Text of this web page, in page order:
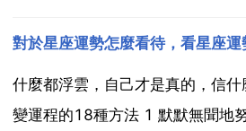
部社會經濟生活和與經濟有關的領
費 從城市到農村 從巨集觀到微觀
對於星座運勢怎麼看待，看星座運
什麼都浮雲，自己才是真的，信
變運程的18種方法 1 默默無聞地